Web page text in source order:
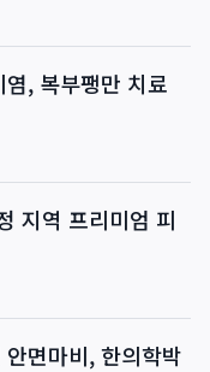
, 복부팽만 치료
지역 프리미엄 피
면마비, 한의학박